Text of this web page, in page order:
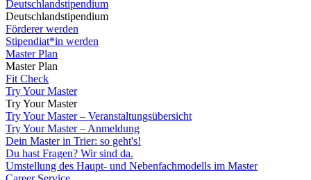
Deutschlandstipendium
Deutschlandstipendium
Förderer werden
Stipendiat*in werden
Master Plan
Master Plan
Fit Check
Try Your Master
Try Your Master
Try Your Master – Veranstaltungsübersicht
Try Your Master – Anmeldung
Dein Master in Trier: so geht's!
Du hast Fragen? Wir sind da.
Umstellung des Haupt- und Nebenfachmodells im Master